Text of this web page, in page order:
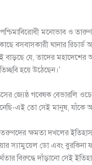
মনোভাব ও
বসবাসকারী ঘানার
যে, তাদের মহাদেশের
হয়ে উঠেছেন।’
জ্যেষ্ঠ গবেষক বেভারলি
এই তো সেই মানুষ, যাঁকে
তরুণদের ক্ষমতা দখলের
স্যামুয়েল ডো এবং বুরকিনা
বিরুদ্ধে দাঁড়ানো সেই